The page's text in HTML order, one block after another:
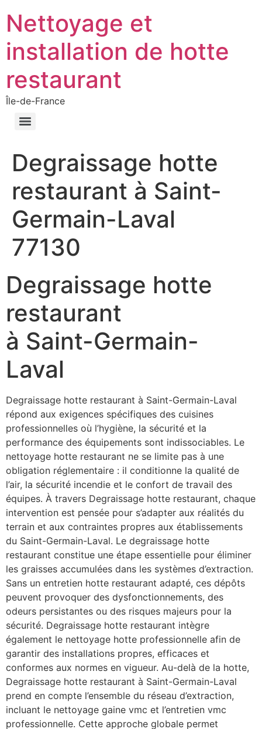
Nettoyage et
installation de hotte
restaurant
Île-de-France
Degraissage hotte
restaurant à Saint-
Germain-Laval
77130
Degraissage hotte
restaurant
à Saint-Germain-
Laval
Degraissage hotte restaurant à Saint-Germain-Laval
répond aux exigences spécifiques des cuisines
professionnelles où l’hygiène, la sécurité et la
performance des équipements sont indissociables. Le
nettoyage hotte restaurant ne se limite pas à une
obligation réglementaire : il conditionne la qualité de
l’air, la sécurité incendie et le confort de travail des
équipes. À travers Degraissage hotte restaurant, chaque
intervention est pensée pour s’adapter aux réalités du
terrain et aux contraintes propres aux établissements
du Saint-Germain-Laval. Le degraissage hotte
restaurant constitue une étape essentielle pour éliminer
les graisses accumulées dans les systèmes d’extraction.
Sans un entretien hotte restaurant adapté, ces dépôts
peuvent provoquer des dysfonctionnements, des
odeurs persistantes ou des risques majeurs pour la
sécurité. Degraissage hotte restaurant intègre
également le nettoyage hotte professionnelle afin de
garantir des installations propres, efficaces et
conformes aux normes en vigueur. Au-delà de la hotte,
Degraissage hotte restaurant à Saint-Germain-Laval
prend en compte l’ensemble du réseau d’extraction,
incluant le nettoyage gaine vmc et l’entretien vmc
professionnelle. Cette approche globale permet